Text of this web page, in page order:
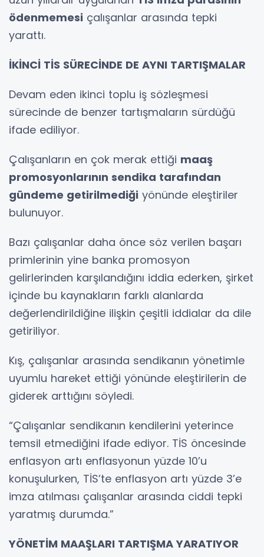
ödenmemesi çalışanlar arasında tepki
yarattı.
İKİNCİ TİS SÜRECİNDE DE AYNI TARTIŞMALAR
Devam eden ikinci toplu iş sözleşmesi
sürecinde de benzer tartışmaların sürdüğü
ifade ediliyor.
Çalışanların en çok merak ettiği maaş
promosyonlarının sendika tarafından
gündeme getirilmediği yönünde eleştiriler
bulunuyor.
Bazı çalışanlar daha önce söz verilen başarı
primlerinin yine banka promosyon
gelirlerinden karşılandığını iddia ederken, şirket
içinde bu kaynakların farklı alanlarda
değerlendirildiğine ilişkin çeşitli iddialar da dile
getiriliyor.
Kış, çalışanlar arasında sendikanın yönetimle
uyumlu hareket ettiği yönünde eleştirilerin de
giderek arttığını söyledi.
“Çalışanlar sendikanın kendilerini yeterince
temsil etmediğini ifade ediyor. TİS öncesinde
enflasyon artı enflasyonun yüzde 10’u
konuşulurken, TİS’te enflasyon artı yüzde 3’e
imza atılması çalışanlar arasında ciddi tepki
yaratmış durumda.”
YÖNETİM MAAŞLARI TARTIŞMA YARATIYOR